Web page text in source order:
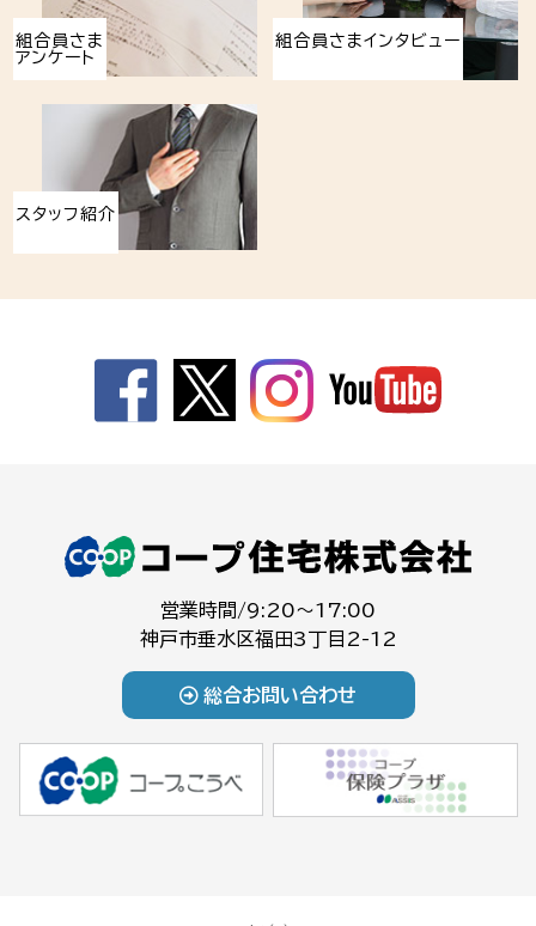
組合員さま
アンケート
組合員さまインタビュー
スタッフ紹介
営業時間/9:20～17:00
神戸市垂水区福田3丁目2-12
総合お問い合わせ